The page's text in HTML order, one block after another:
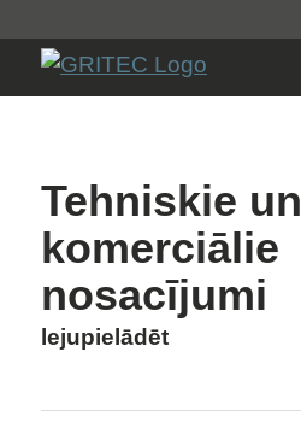
ELEMENTS
SERVICES
Tehniskie un
komerciālie
nosacījumi
lejupielādēt